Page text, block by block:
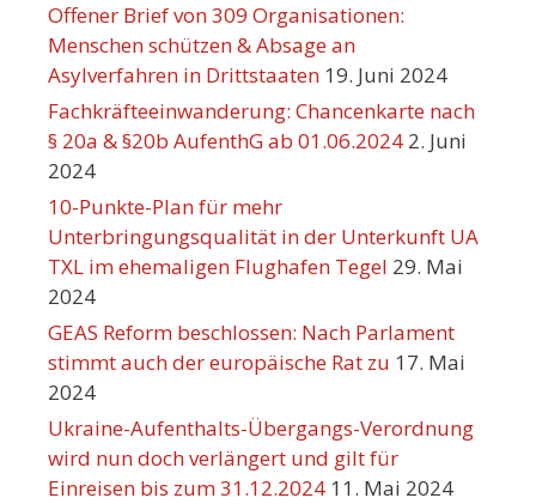
Offener Brief von 309 Organisationen:
Menschen schützen & Absage an
Asylverfahren in Drittstaaten 19. Juni 2024
Fachkräfteeinwanderung: Chancenkarte nach
§ 20a & §20b AufenthG ab 01.06.2024 2. Juni
2024
10-Punkte-Plan für mehr
Unterbringungsqualität in der Unterkunft UA
TXL im ehemaligen Flughafen Tegel 29. Mai
2024
GEAS Reform beschlossen: Nach Parlament
stimmt auch der europäische Rat zu 17. Mai
2024
Ukraine-Aufenthalts-Übergangs-Verordnung
wird nun doch verlängert und gilt für
Einreisen bis zum 31.12.2024 11. Mai 2024